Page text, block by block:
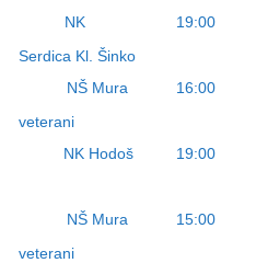
NK
Serdica Kl. Šinko
19:00
NŠ Mura
veterani
16:00
NK Hodoš 19:00
NŠ Mura
veterani
15:00